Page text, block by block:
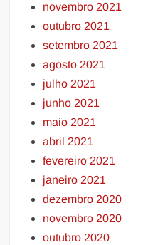
novembro 2021
outubro 2021
setembro 2021
agosto 2021
julho 2021
junho 2021
maio 2021
abril 2021
fevereiro 2021
janeiro 2021
dezembro 2020
novembro 2020
outubro 2020